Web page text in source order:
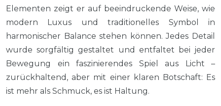
Elementen zeigt er auf beeindruckende Weise, wie
modern Luxus und traditionelles Symbol in
harmonischer Balance stehen können. Jedes Detail
wurde sorgfältig gestaltet und entfaltet bei jeder
Bewegung ein faszinierendes Spiel aus Licht –
zurückhaltend, aber mit einer klaren Botschaft: Es
ist mehr als Schmuck, es ist Haltung.